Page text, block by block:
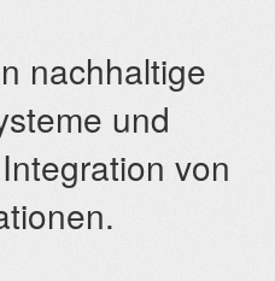
nachhaltige
und
von